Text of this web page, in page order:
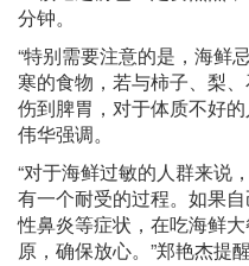
分钟。
“特别需要注意的是，海鲜
寒的食物，若与柿子、梨
伤到脾胃，对于体质不好
伟华强调。
“对于海鲜过敏的人群来说
有一个耐受的过程。如果
性鼻炎等症状，在吃海鲜
原，确保放心。”郑艳杰提醒